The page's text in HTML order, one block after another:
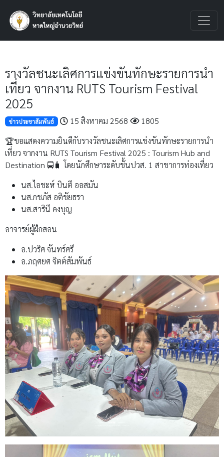
รางวัลชนะเลิศการแข่งขันทักษะรายการนำ
เที่ยว จากงาน RUTS Tourism Festival
2025
ข่าวประชาสัมพันธ์ 15 สิงหาคม 2568
1805
🏆ขอแสดงความยินดีกับรางวัลชนะเลิศการแข่งขันทักษะรายการนำ
เที่ยว จากงาน RUTS Tourism Festival 2025 : Tourism Hub and
Destination 🚍🧳 โดยนักศึกษาระดับชั้นปวส. 1 สาขาการท่องเที่ยว
นส.ไอชะห์ บินตี ออสมัน
นส.กชภัส อติชัยธรา
นส.สารินี คงบุญ
อาจารย์ผู้ฝึกสอน
อ.ปวริศ จันทร์ศรี
อ.ภฤศยศ จิตต์สัมพันธ์